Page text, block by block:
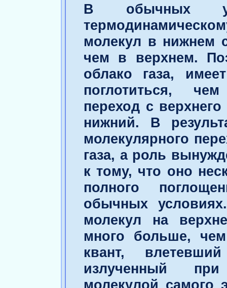
В обычных
молекул в нижнем
чем в верхнем.
облако газа,
поглотиться,
переход с
нижний. В
молекулярного
газа, а роль
к тому, что оно
полного
обычных
молекул на
много больше,
квант,
излученный
молекулой самого